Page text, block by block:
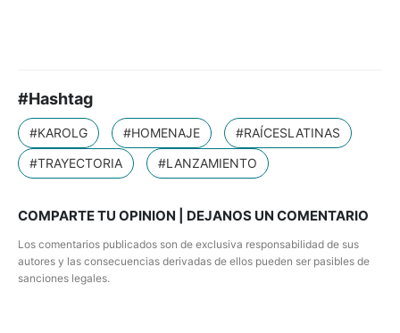
#Hashtag
#KAROLG #HOMENAJE
#RAÍCESLATINAS
#TRAYECTORIA
#LANZAMIENTO
COMPARTE TU OPINION | DEJANOS UN COMENTARIO
Los comentarios publicados son de exclusiva responsabilidad de sus
autores y las consecuencias derivadas de ellos pueden ser pasibles de
sanciones legales.